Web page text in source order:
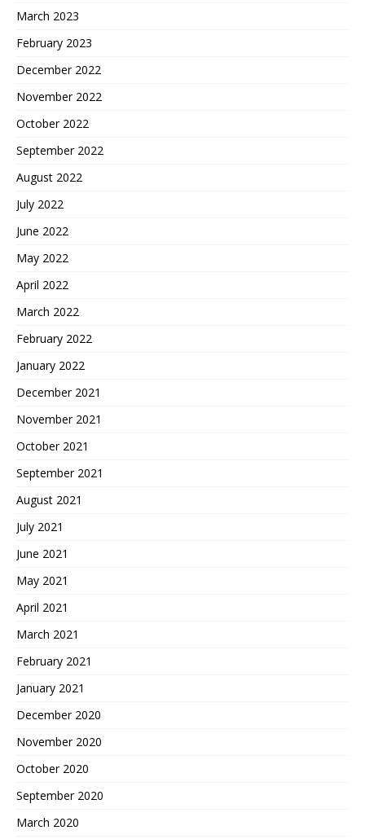
March 2023
February 2023
December 2022
November 2022
October 2022
September 2022
August 2022
July 2022
June 2022
May 2022
April 2022
March 2022
February 2022
January 2022
December 2021
November 2021
October 2021
September 2021
August 2021
July 2021
June 2021
May 2021
April 2021
March 2021
February 2021
January 2021
December 2020
November 2020
October 2020
September 2020
March 2020